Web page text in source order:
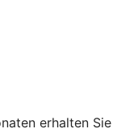
erhalten Sie